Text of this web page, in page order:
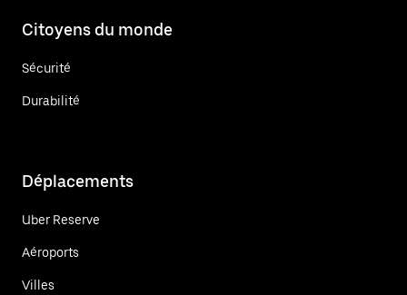
Citoyens du monde
Sécurité
Durabilité
Déplacements
Uber Reserve
Aéroports
Villes